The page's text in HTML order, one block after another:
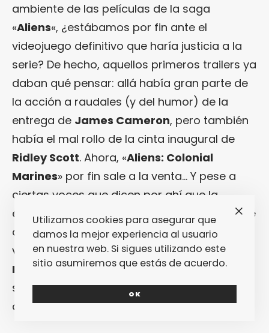
ambiente de las películas de la saga
«Aliens«, ¿estábamos por fin ante el
videojuego definitivo que haría justicia a la
serie? De hecho, aquellos primeros trailers ya
daban qué pensar: allá había gran parte de
la acción a raudales (y del humor) de la
entrega de James Cameron, pero también
había el mal rollo de la cinta inaugural de
Ridley Scott. Ahora, «Aliens: Colonial
Marines» por fin sale a la venta… Y pese a
ciertas voces que dicen por ahí que la
experiencia de juego es demasiado diferente
a lo que nos vendieron en los trailers, mi
vivencia personal con «Aliens: Colonial
Marines» me obliga a reconocer que esta
sigue siendo una experiencia adrenalítica y
aterradora. Para mí, más que suficiente.
Utilizamos cookies para asegurar que
damos la mejor experiencia al usuario
en nuestra web. Si sigues utilizando este
sitio asumiremos que estás de acuerdo.
OK